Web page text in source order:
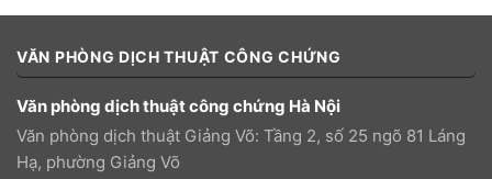
VĂN PHÒNG DỊCH THUẬT CÔNG CHỨNG
Văn phòng dịch thuật công chứng Hà Nội
Văn phòng dịch thuật Giảng Võ: Tầng 2, số 25 ngõ 81 Láng
Hạ, phường Giảng Võ